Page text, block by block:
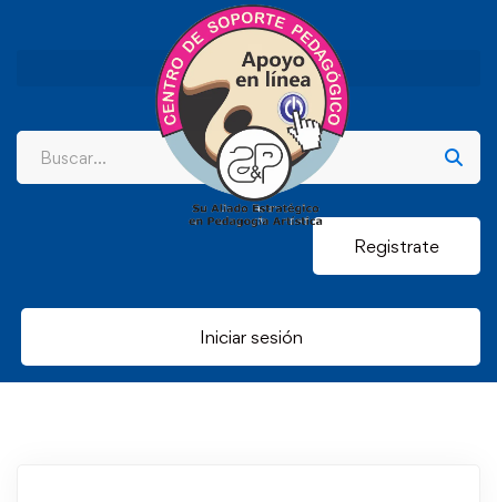
Registrate
Iniciar sesión